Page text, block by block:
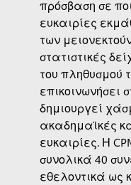
πρόσβαση σε
ευκαιρίες
των
στατιστικές
του πληθυσμού
επικοινωνήσει
δημιουργεί
ακαδημαϊκές
ευκαιρίες. Η
συνολικά 40
εθελοντικά ως